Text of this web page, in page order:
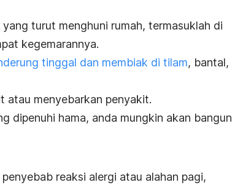
turut menghuni rumah, termasuklah di
kegemarannya.
tinggal dan membiak di tilam, bantal,
atau menyebarkan penyakit.
dipenuhi hama, anda mungkin akan bangun
reaksi alergi atau alahan pagi,